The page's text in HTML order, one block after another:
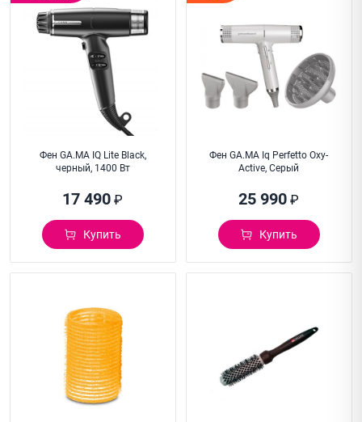
Фен GA.MA IQ Lite Black,
черный, 1400 Вт
17 490 ₽
Купить
Фен GA.MA Iq Perfetto Oxy-
Active, Серый
25 990 ₽
Купить